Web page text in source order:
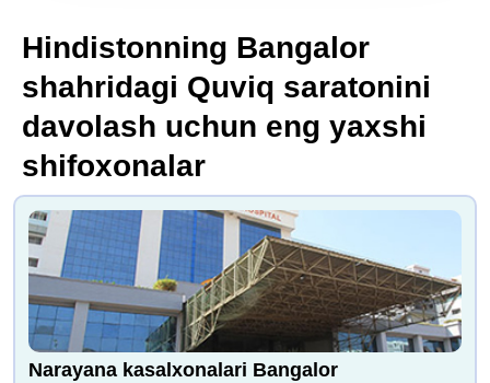
Hindistonning Bangalor
shahridagi Quviq saratonini
davolash uchun eng yaxshi
shifoxonalar
Narayana kasalxonalari Bangalor